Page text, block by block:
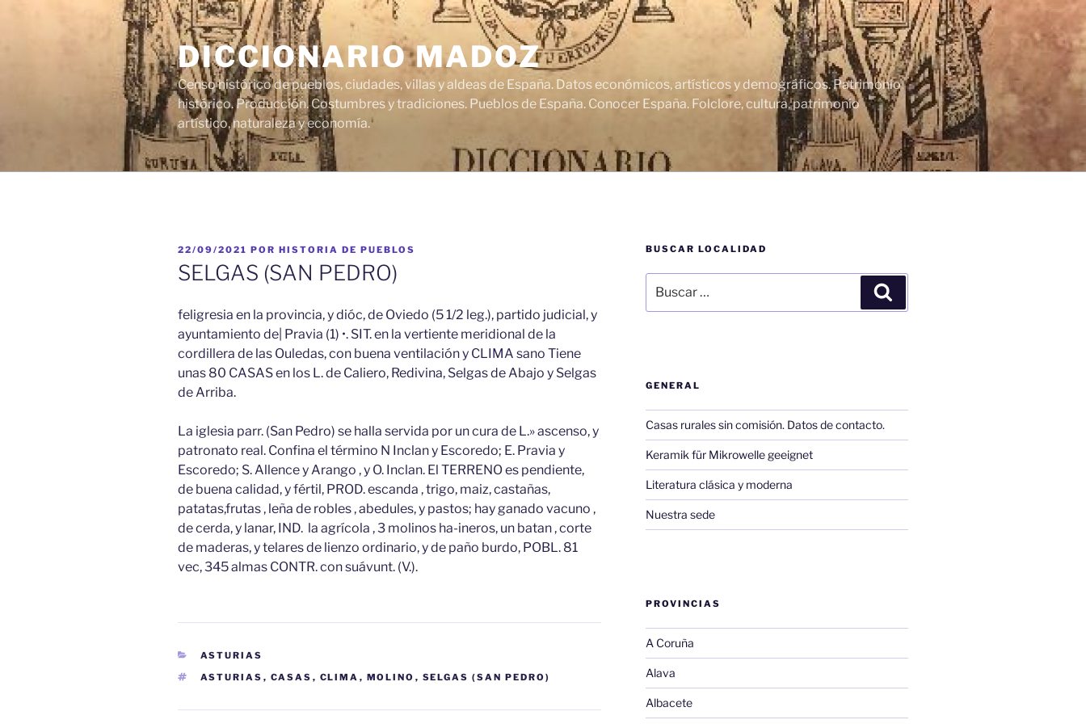
DICCIONARIO MADOZ
Censo histórico de pueblos, ciudades, villas y aldeas de España. Datos económicos, artísticos y demográficos. Patrimonio
histórico. Producción. Costumbres y tradiciones. Pueblos de España. Conocer España. Folclore, cultura, patrimonio
artístico, naturaleza y economía.
PUBLICADO
EL
22/09/2021 POR HISTORIA DE PUEBLOS
SELGAS (SAN PEDRO)
feligresia en la provincia, y dióc, de Oviedo (5 1/2 leg.), partido judicial, y
ayuntamiento de| Pravia (1) •. SIT. en la vertiente meridional de la
cordillera de las Ouledas, con buena ventilación y CLIMA sano Tiene
unas 80 CASAS en los L. de Caliero, Redivina, Selgas de Abajo y Selgas
de Arriba.
La iglesia parr. (San Pedro) se halla servida por un cura de L.» ascenso, y
patronato real. Confina el término N Inclan y Escoredo; E. Pravia y
Escoredo; S. Allence y Arango , y O. Inclan. El TERRENO es pendiente,
de buena calidad, y fértil, PROD. escanda , trigo, maiz, castañas,
patatas,frutas , leña de robles , abedules, y pastos; hay ganado vacuno ,
de cerda, y lanar, IND. la agrícola , 3 molinos ha-ineros, un batan , corte
de maderas, y telares de lienzo ordinario, y de paño burdo, POBL. 81
vec, 345 almas CONTR. con suávunt. (V.).
CATEGORÍAS
ASTURIAS
ETIQUETAS
ASTURIAS , CASAS , CLIMA , MOLINO , SELGAS (SAN PEDRO)
BUSCAR LOCALIDAD
por:
GENERAL
Casas rurales sin comisión. Datos de contacto.
Keramik für Mikrowelle geeignet
Literatura clásica y moderna
Nuestra sede
PROVINCIAS
A Coruña
Alava
Albacete